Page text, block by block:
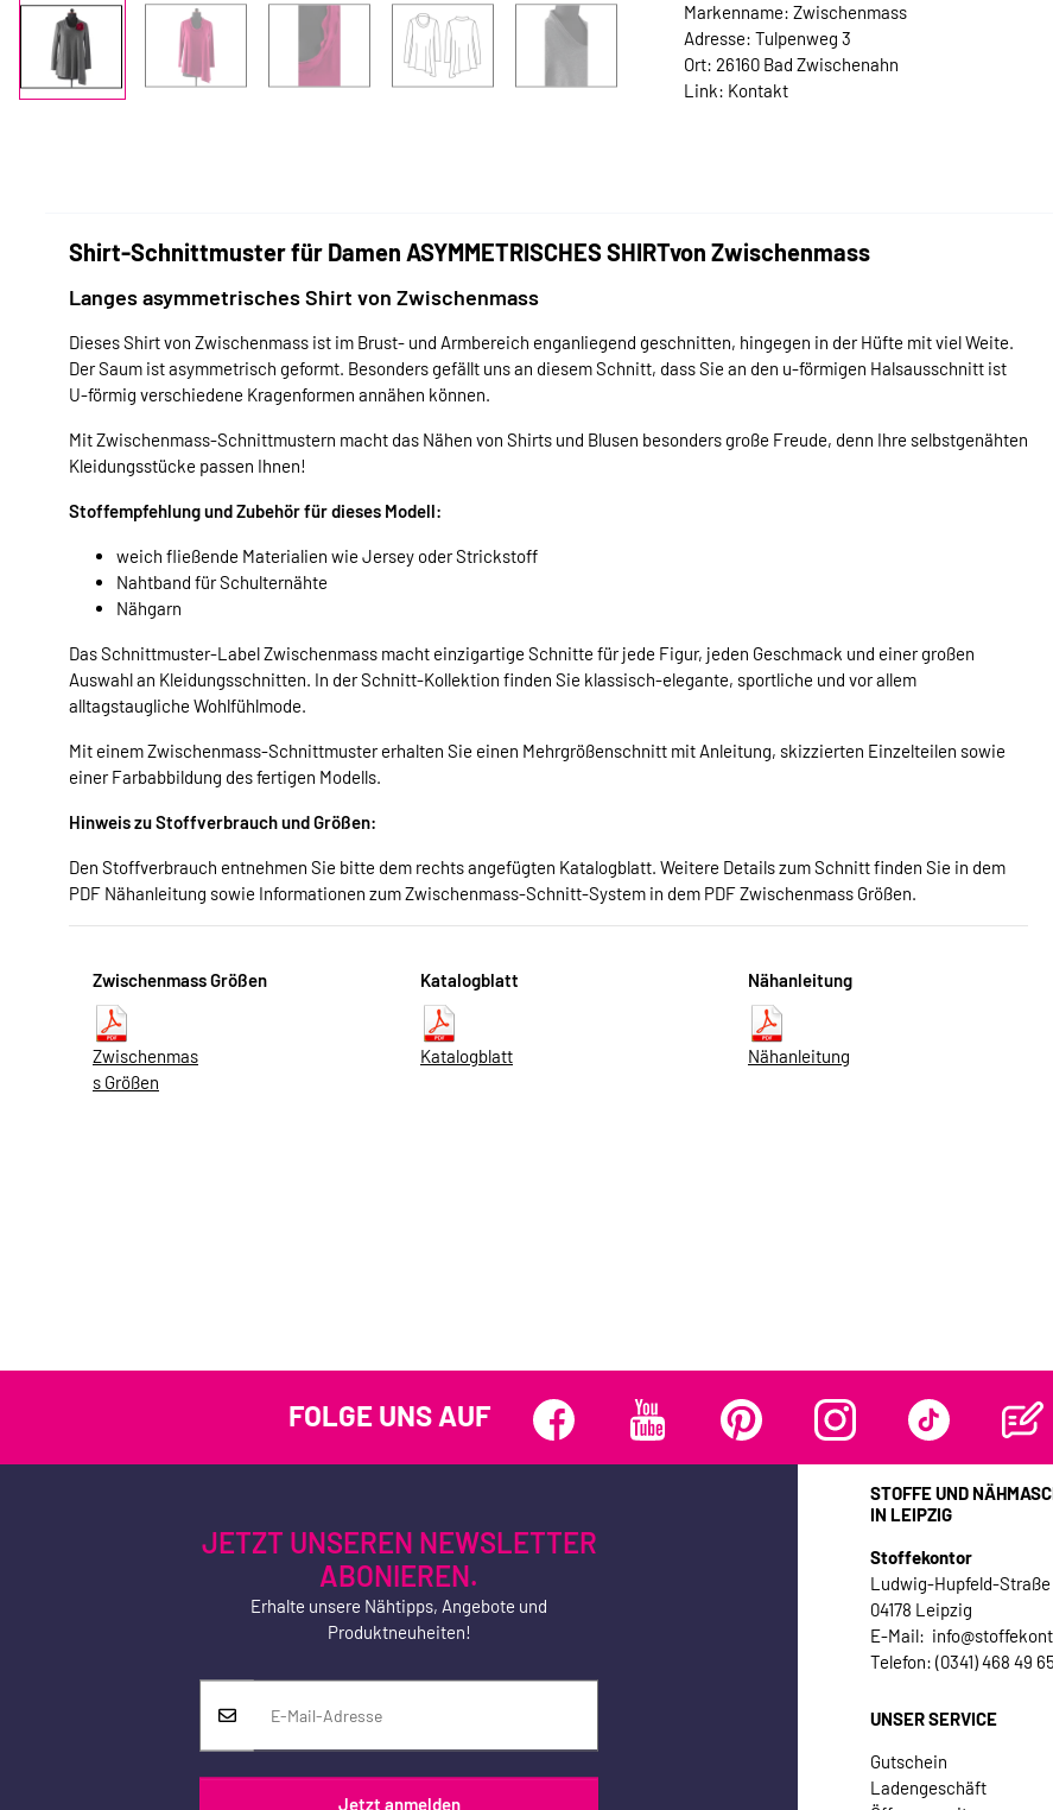
Markenname: Zwischenmass
Adresse: Tulpenweg 3
Ort: 26160 Bad Zwischenahn
Link: Kontakt
Shirt-Schnittmuster für Damen ASYMMETRISCHES SHIRTvon Zwischenmass
Langes asymmetrisches Shirt von Zwischenmass
Dieses Shirt von Zwischenmass ist im Brust- und Armbereich enganliegend geschnitten, hingegen in der Hüfte mit viel Weite.
Der Saum ist asymmetrisch geformt. Besonders gefällt uns an diesem Schnitt, dass Sie an den u-förmigen Halsausschnitt ist
U-förmig verschiedene Kragenformen annähen können.
Mit Zwischenmass-Schnittmustern macht das Nähen von Shirts und Blusen besonders große Freude, denn Ihre selbstgenähten
Kleidungsstücke passen Ihnen!
Stoffempfehlung und Zubehör für dieses Modell:
weich fließende Materialien wie Jersey oder Strickstoff
Nahtband für Schulternähte
Nähgarn
Das Schnittmuster-Label Zwischenmass macht einzigartige Schnitte für jede Figur, jeden Geschmack und einer großen
Auswahl an Kleidungsschnitten. In der Schnitt-Kollektion finden Sie klassisch-elegante, sportliche und vor allem
alltagstaugliche Wohlfühlmode.
Mit einem Zwischenmass-Schnittmuster erhalten Sie einen Mehrgrößenschnitt mit Anleitung, skizzierten Einzelteilen sowie
einer Farbabbildung des fertigen Modells.
Hinweis zu Stoffverbrauch und Größen:
Den Stoffverbrauch entnehmen Sie bitte dem rechts angefügten Katalogblatt. Weitere Details zum Schnitt finden Sie in dem
PDF Nähanleitung sowie Informationen zum Zwischenmass-Schnitt-System in dem PDF Zwischenmass Größen.
Zwischenmass Größen
Zwischenmas
s Größen
Katalogblatt
Katalogblatt
Nähanleitung
Nähanleitung
FOLGE UNS AUF
JETZT UNSEREN NEWSLETTER
ABONIEREN.
Erhalte unsere Nähtipps, Angebote und
Produktneuheiten!
Jetzt anmelden
STOFFE UND
IN LEIPZIG
Stoffekontor
Ludwig-Hupfeld-Straße
04178 Leipzig
E-Mail:
Telefon: (0341) 468 49 65
UNSER SERVICE
Gutschein
Ladengeschäft